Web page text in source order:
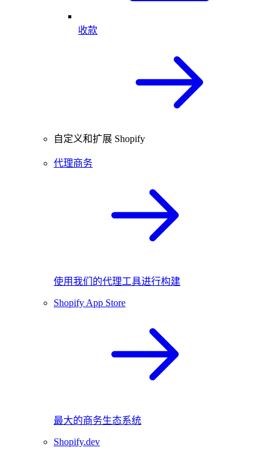
收款
自定义和扩展 Shopify
代理商务
使用我们的代理工具进行构建
Shopify App Store
最大的商务生态系统
Shopify.dev